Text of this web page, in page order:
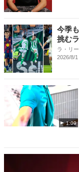
今季
挑む
ラ・リ
2026/8/
1:09